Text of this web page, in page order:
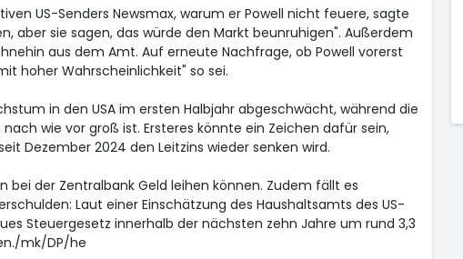
US-Senders Newsmax, warum er Powell nicht feuere, sagte
aber sie sagen, das würde den Markt beunruhigen". Außerdem
aus dem Amt. Auf erneute Nachfrage, ob Powell vorerst
hoher Wahrscheinlichkeit" so sei.
in den USA im ersten Halbjahr abgeschwächt, während die
wie vor groß ist. Ersteres könnte ein Zeichen dafür sein,
Dezember 2024 den Leitzins wieder senken wird.
bei der Zentralbank Geld leihen können. Zudem fällt es
Laut einer Einschätzung des Haushaltsamts des US-
Steuergesetz innerhalb der nächsten zehn Jahre um rund 3,3
mk/DP/he